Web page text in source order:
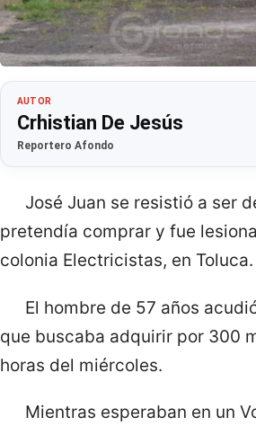
AUTOR
Crhistian De Jesús
Reportero Afondo
José Juan se resistió a ser
pretendía comprar y fue
colonia Electricistas, en Toluca.
El hombre de 57 años
que buscaba adquirir por 300
horas del miércoles.
Mientras esperaban en un